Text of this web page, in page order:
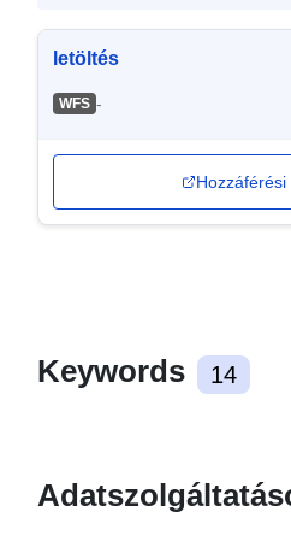
letöltés
WFS -
Keywords 14